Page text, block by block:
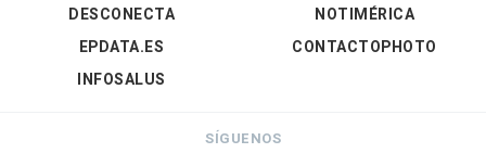
DESCONECTA
EPDATA.ES
INFOSALUS
NOTIMÉRICA
CONTACTOPHOTO
SÍGUENOS